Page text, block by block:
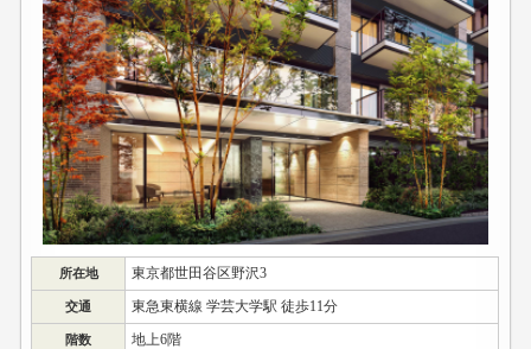
所在地 東京都世田谷区野沢3
交通 東急東横線 学芸大学駅 徒歩11分
階数 地上6階